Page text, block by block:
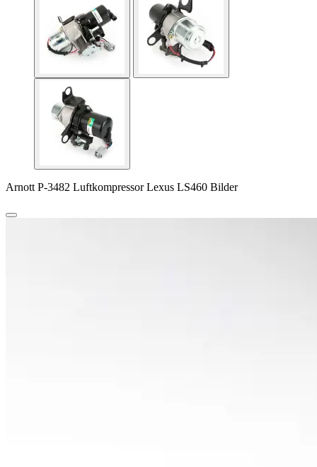
Arnott P-3482 Luftkompressor Lexus LS460 Bilder